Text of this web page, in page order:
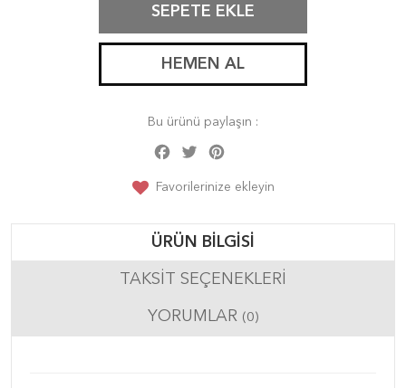
SEPETE EKLE
HEMEN AL
Bu ürünü paylaşın :
Facebook
Twitter
Favorilerinize ekleyin
ÜRÜN BILGISI
TAKSIT SEÇENEKLERI
YORUMLAR (0)